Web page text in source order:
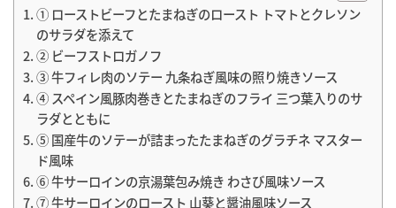
① ローストビーフとたまねぎのロースト トマトとクレソン
のサラダを添えて
② ビーフストロガノフ
③ 牛フィレ肉のソテー 九条ねぎ風味の照り焼きソース
④ スペイン風豚肉巻きとたまねぎのフライ 三つ葉入りのサ
ラダとともに
⑤ 国産牛のソテーが詰まったたまねぎのグラチネ マスター
ド風味
⑥ 牛サーロインの京湯葉包み焼き わさび風味ソース
⑦ 牛サーロインのロースト 山葵と醤油風味ソース